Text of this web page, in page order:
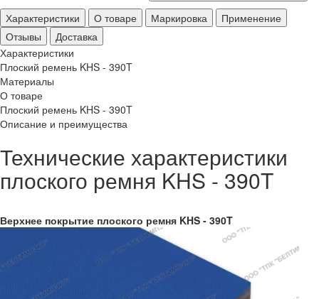
Характеристики
О товаре Маркировка
Применение
Отзывы
Доставка
Характеристики
Плоский ремень KHS - 390T
Материалы
О товаре
Плоский ремень KHS - 390T
Описание и преимущества
Технические характеристики
плоского ремня KHS - 390T
Верхнее покрытие плоского ремня KHS - 390T